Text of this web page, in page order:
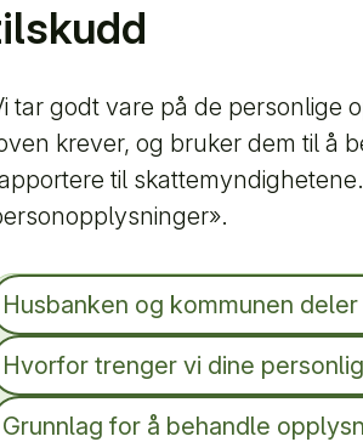
tar godt vare på de personlige
krever, og bruker dem til å
til
Husbanken og kommunen
Hvorfor trenger vi dine
Grunnlag for å behandle